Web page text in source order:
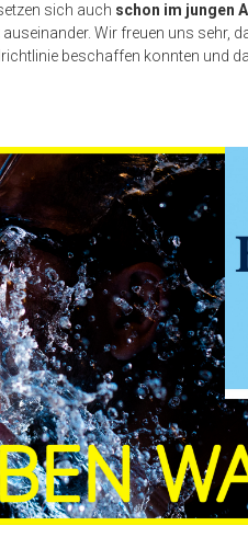
sich auch schon im jungen
auseinander. Wir freuen uns sehr,
beschaffen konnten und